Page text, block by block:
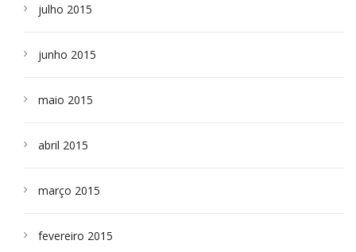
julho 2015
junho 2015
maio 2015
abril 2015
março 2015
fevereiro 2015